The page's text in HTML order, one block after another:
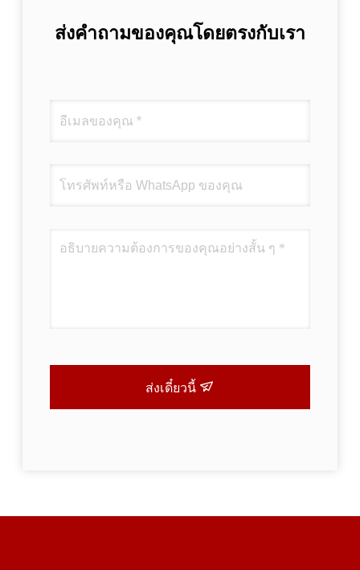
ส่งคำถามของคุณโดยตรงกับเรา
ส่งเดี๋ยวนี้